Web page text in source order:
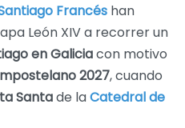
Francés han
León XIV a recorrer un
en Galiciacon motivo
2027, cuando
Santade laCatedral de